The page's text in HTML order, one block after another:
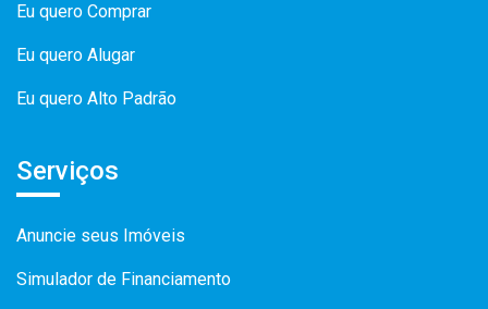
Eu quero Comprar
Eu quero Alugar
Eu quero Alto Padrão
Serviços
Anuncie seus Imóveis
Simulador de Financiamento